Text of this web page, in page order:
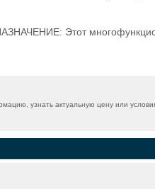
Этот
узнать актуальную цену или